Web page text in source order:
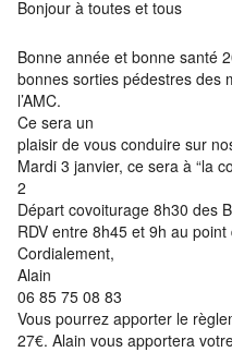
Bonjour à toutes et tous
Bonne année et bonne santé
bonnes sorties pédestres des
l’AMC.
Ce sera un
plaisir de vous conduire sur
Mardi 3 janvier, ce sera à “la
2
Départ covoiturage 8h30 des
RDV entre 8h45 et 9h au
Cordialement,
Alain
06 85 75 08 83
Vous pourrez apporter le
27€. Alain vous apportera